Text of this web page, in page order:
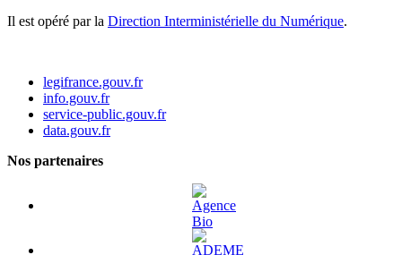
Il est opéré par la Direction Interministérielle du Numérique.
legifrance.gouv.fr
info.gouv.fr
service-public.gouv.fr
data.gouv.fr
Nos partenaires